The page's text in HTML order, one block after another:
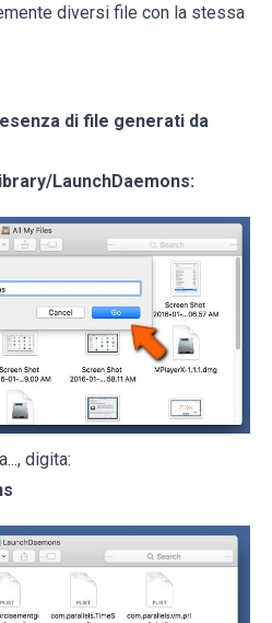
diversi file con la stessa
di file generati da
LaunchDaemons:
digita: